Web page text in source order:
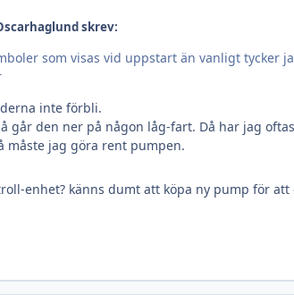
skrev:
som visas vid uppstart än vanligt tycker
inte förbli.
går den ner på någon låg-fart. Då har jag
jag göra rent pumpen.
enhet? känns dumt att köpa ny pump för